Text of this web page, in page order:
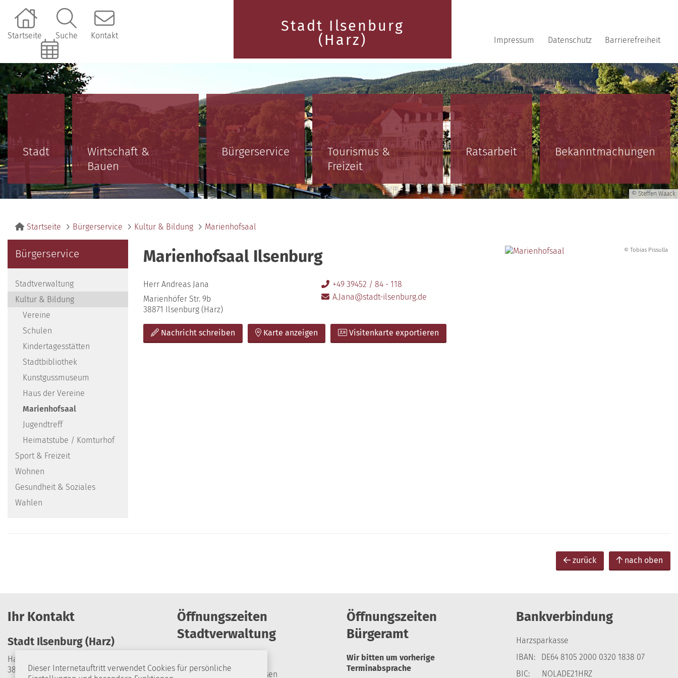
Dieser Internetauftritt verwendet Cookies für persönliche
Startseite Suche Kontakt
Online-Terminbuchung
Stadt Ilsenburg
(Harz)
Impressum Datenschutz Barrierefreiheit
Stadt
Wirtschaft &
Bauen
Bürgerservice
Tourismus &
Freizeit
Ratsarbeit Bekanntmachungen
© Steffen Waack
Startseite Bürgerservice Kultur & Bildung Marienhofsaal
Bürgerservice
Stadtverwaltung
Kultur & Bildung
Vereine
Schulen
Kindertagesstätten
Stadtbibliothek
Kunstgussmuseum
Haus der Vereine
Marienhofsaal
Jugendtreff
Heimatstube / Komturhof
Sport & Freizeit
Wohnen
Gesundheit & Soziales
Wahlen
Marienhofsaal Ilsenburg
Herr Andreas Jana
Marienhöfer Str. 9b
38871 Ilsenburg (Harz)
+49 39452 / 84 - 118
A.Jana@stadt-ilsenburg.de
Nachricht schreiben Karte anzeigen Visitenkarte exportieren
© Tobias Pissulla
zurück nach oben
Ihr Kontakt
Stadt Ilsenburg (Harz)
Harzburger Straße 24
38871 Ilsenburg (Harz)
Öffnungszeiten
Stadtverwaltung
Montag geschlossen
Öffnungszeiten
Bürgeramt
Wir bitten um vorherige
Terminabsprache
Bankverbindung
Harzsparkasse
IBAN: DE64 8105 2000 0320 1838 07
BIC: NOLADE21HRZ